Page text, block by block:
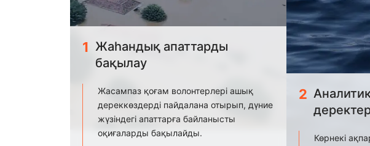
1 Жаһандық апаттарды
бақылау
Жасампаз қоғам волонтерлері ашық
дереккөздерді пайдалана отырып, дүние
жүзіндегі апаттарға байланысты
оқиғаларды бақылайды.
2
Көрнекі